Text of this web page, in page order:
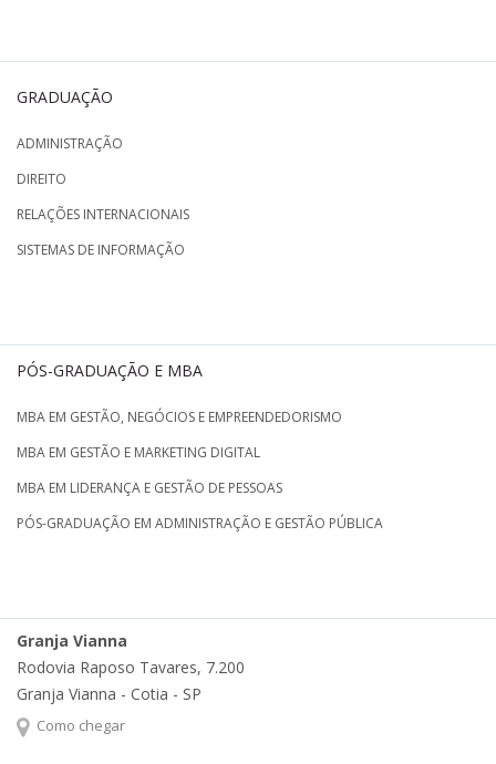
GRADUAÇÃO
ADMINISTRAÇÃO
DIREITO
RELAÇÕES INTERNACIONAIS
SISTEMAS DE INFORMAÇÃO
PÓS-GRADUAÇÃO E MBA
MBA EM GESTÃO, NEGÓCIOS E EMPREENDEDORISMO
MBA EM GESTÃO E MARKETING DIGITAL
MBA EM LIDERANÇA E GESTÃO DE PESSOAS
PÓS-GRADUAÇÃO EM ADMINISTRAÇÃO E GESTÃO PÚBLICA
Granja Vianna
Rodovia Raposo Tavares, 7.200
Granja Vianna - Cotia - SP
Como chegar